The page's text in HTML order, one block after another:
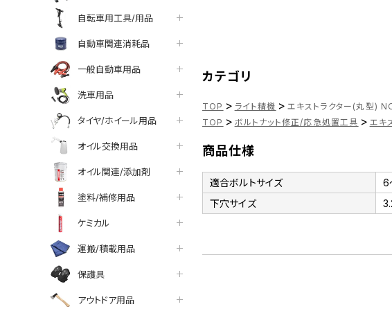
自転車用工具/用品
自動車関連消耗品
一般自動車用品
洗車用品
タイヤ/ホイール用品
オイル交換用品
オイル関連/添加剤
塗料/補修用品
ケミカル
運搬/積載用品
保護具
アウトドア用品
カテゴリ
TOP > ライト精機 > エキストラクター(丸型)
TOP > ボルトナット修正/応急処置工具 > エキ
商品仕様
適合ボルトサイズ
6
下穴サイズ